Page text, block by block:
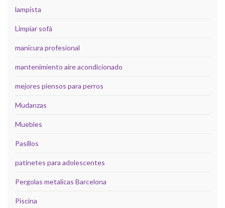
lampista
Limpiar sofá
manicura profesional
mantenimiento aire acondicionado
mejores piensos para perros
Mudanzas
Muebles
Pasillos
patinetes para adolescentes
Pergolas metalicas Barcelona
Piscina